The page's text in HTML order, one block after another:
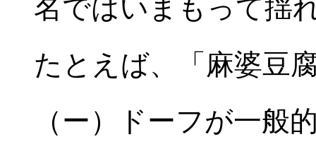
名ではいまもって揺
たとえば、「麻婆豆
（ー）ドーフが一般